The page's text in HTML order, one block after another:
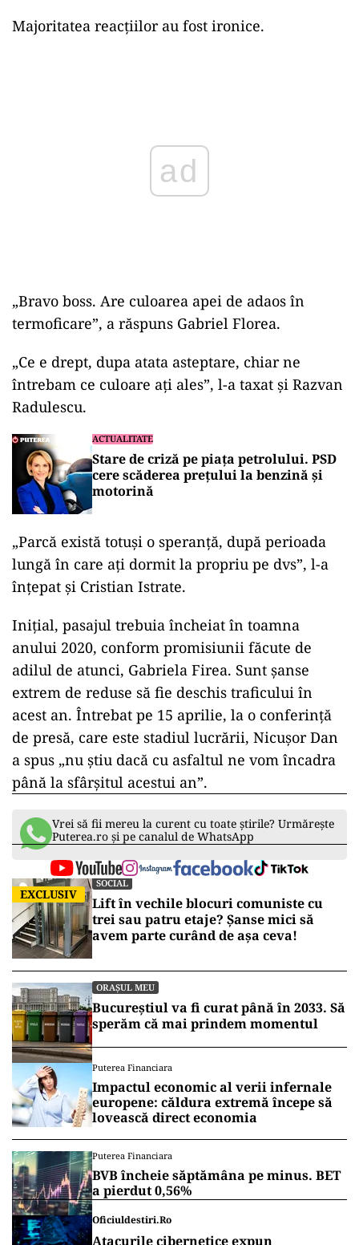
Majoritatea reacțiilor au fost ironice.
„Bravo boss. Are culoarea apei de adaos în
termoficare”, a răspuns Gabriel Florea.
„Ce e drept, dupa atata asteptare, chiar ne
întrebam ce culoare ați ales”, l-a taxat și Razvan
Radulescu.
ACTUALITATE
Stare de criză pe piața petrolului. PSD
cere scăderea prețului la benzină și
motorină
„Parcă există totuși o speranță, după perioada
lungă în care ați dormit la propriu pe dvs”, l-a
înțepat și Cristian Istrate.
Inițial, pasajul trebuia încheiat în toamna
anului 2020, conform promisiunii făcute de
adilul de atunci, Gabriela Firea. Sunt șanse
extrem de reduse să fie deschis traficului în
acest an. Întrebat pe 15 aprilie, la o conferință
de presă, care este stadiul lucrării, Nicușor Dan
a spus „nu știu dacă cu asfaltul ne vom încadra
până la sfârșitul acestui an”.
Vrei să fii mereu la curent cu toate știrile? Urmărește
Puterea.ro și pe canalul de WhatsApp
EXCLUSIV
SOCIAL
Lift în vechile blocuri comuniste cu
trei sau patru etaje? Șanse mici să
avem parte curând de așa ceva!
ORAȘUL MEU
Bucureștiul va fi curat până în 2033. Să
sperăm că mai prindem momentul
Puterea Financiara
Impactul economic al verii infernale
europene: căldura extremă începe să
lovească direct economia
Puterea Financiara
BVB încheie săptămâna pe minus. BET
a pierdut 0,56%
Oficiuldestiri.ro
Atacurile cibernetice expun